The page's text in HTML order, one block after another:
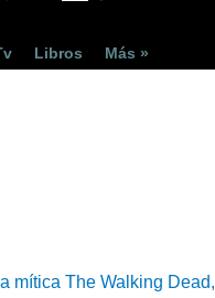
Libros Más »
mítica The Walking Dead,